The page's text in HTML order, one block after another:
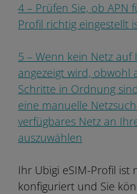
4 – Prüfen Sie, ob APN
Profil richtig eingestellt
5 – Wenn kein Netz auf
angezeigt wird, obwohl
Schritte in Ordnung
eine manuelle
verfügbares Netz an
auszuwählen
Ihr Ubigi eSIM-Profil ist
konfiguriert und Sie